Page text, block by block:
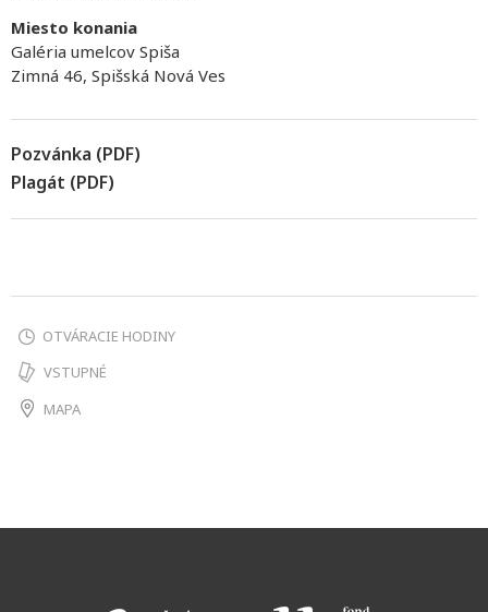
Miesto konania
Galéria umelcov Spiša
Zimná 46, Spišská Nová Ves
Pozvánka (PDF)
Plagát (PDF)
OTVÁRACIE HODINY
VSTUPNÉ
MAPA